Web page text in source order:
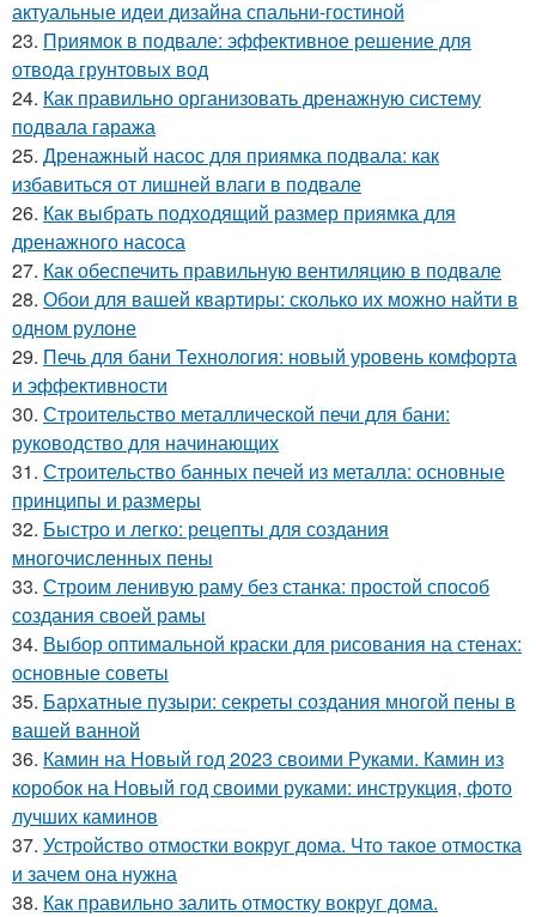
актуальные идеи дизайна спальни-гостиной
23. Приямок в подвале: эффективное решение для
отвода грунтовых вод
24. Как правильно организовать дренажную систему
подвала гаража
25. Дренажный насос для приямка подвала: как
избавиться от лишней влаги в подвале
26. Как выбрать подходящий размер приямка для
дренажного насоса
27. Как обеспечить правильную вентиляцию в подвале
28. Обои для вашей квартиры: сколько их можно найти в
одном рулоне
29. Печь для бани Технология: новый уровень комфорта
и эффективности
30. Строительство металлической печи для бани:
руководство для начинающих
31. Строительство банных печей из металла: основные
принципы и размеры
32. Быстро и легко: рецепты для создания
многочисленных пены
33. Строим ленивую раму без станка: простой способ
создания своей рамы
34. Выбор оптимальной краски для рисования на стенах:
основные советы
35. Бархатные пузыри: секреты создания многой пены в
вашей ванной
36. Камин на Новый год 2023 своими Руками. Камин из
коробок на Новый год своими руками: инструкция, фото
лучших каминов
37. Устройство отмостки вокруг дома. Что такое отмостка
и зачем она нужна
38. Как правильно залить отмостку вокруг дома.